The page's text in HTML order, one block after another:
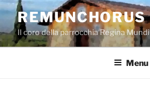
Salta
contenuto
REMUNCHORUS
Il coro della parrocchia Regina Mundi
Menu